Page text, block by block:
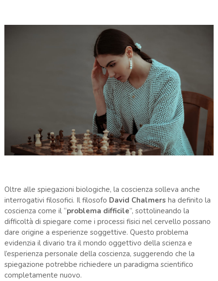
Oltre alle spiegazioni biologiche, la coscienza solleva anche
interrogativi filosofici. Il filosofo David Chalmers ha definito la
coscienza come il “problema difficile”, sottolineando la
difficoltà di spiegare come i processi fisici nel cervello possano
dare origine a esperienze soggettive. Questo problema
evidenzia il divario tra il mondo oggettivo della scienza e
l’esperienza personale della coscienza, suggerendo che la
spiegazione potrebbe richiedere un paradigma scientifico
completamente nuovo.